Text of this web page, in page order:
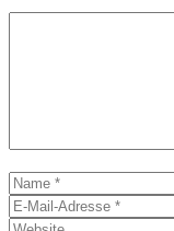
Name